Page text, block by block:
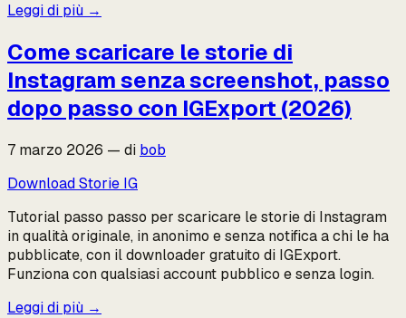
Leggi di più →
Come scaricare le storie di
Instagram senza screenshot, passo
dopo passo con IGExport (2026)
7 marzo 2026 — di bob
Download Storie IG
Tutorial passo passo per scaricare le storie di Instagram
in qualità originale, in anonimo e senza notifica a chi le ha
pubblicate, con il downloader gratuito di IGExport.
Funziona con qualsiasi account pubblico e senza login.
Leggi di più →